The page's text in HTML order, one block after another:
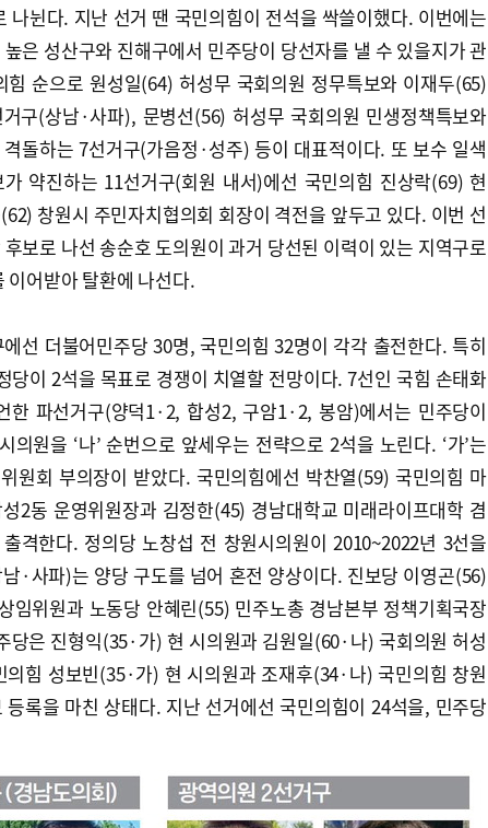
뉜다. 지난 선거 땐 국민의힘이 전석을 싹쓸이했다. 이번에는
은 성산구와 진해구에서 민주당이 당선자를 낼 수 있을지가 관
힘 순으로 원성일(64) 허성무 국회의원 정무특보와 이재두(65)
구(상남·사파), 문병선(56) 허성무 국회의원 민생정책특보와
돌하는 7선거구(가음정·성주) 등이 대표적이다. 또 보수 일색
약진하는 11선거구(회원 내서)에선 국민의힘 진상락(69) 현
창원시 주민자치협의회 회장이 격전을 앞두고 있다. 이번 선
보로 나선 송순호 도의원이 과거 당선된 이력이 있는 지역구로
이어받아 탈환에 나선다.
선 더불어민주당 30명, 국민의힘 32명이 각각 출전한다. 특히
당이 2석을 목표로 경쟁이 치열할 전망이다. 7선인 국힘 손태화
한 파선거구(양덕1·2, 합성2, 구암1·2, 봉암)에서는 민주당이
의원을 ‘나’ 순번으로 앞세우는 전략으로 2석을 노린다. ‘가’는
원회 부의장이 받았다. 국민의힘에선 박찬열(59) 국민의힘 마
2동 운영위원장과 김정한(45) 경남대학교 미래라이프대학 겸
격한다. 정의당 노창섭 전 창원시의원이 2010~2022년 3선을
·사파)는 양당 구도를 넘어 혼전 양상이다. 진보당 이영곤(56)
임위원과 노동당 안혜린(55) 민주노총 경남본부 정책기획국장
당은 진형익(35·가) 현 시의원과 김원일(60·나) 국회의원 허성
힘 성보빈(35·가) 현 시의원과 조재후(34·나) 국민의힘 창원
록을 마친 상태다. 지난 선거에선 국민의힘이 24석을, 민주당